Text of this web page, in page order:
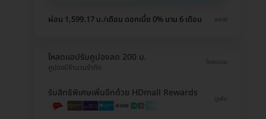
ผ่อน 1,599.17 บ./เดือน ดอกเบี้ย 0% นาน 6 เดือน ขยาย
โหลดแอปรับคูปองลด 200 บ.
คูปองมีจำนวนจำกัด
โหลดเลย
รับสิทธิพิเศษเพิ่มอีกด้วย HDmall Rewards
ดูเพิ่ม